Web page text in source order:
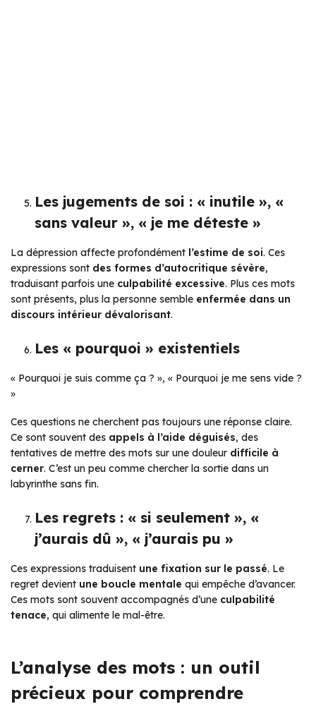
Les jugements de soi : « inutile », «
sans valeur », « je me déteste »
La dépression affecte profondément l’estime de soi. Ces
expressions sont des formes d’autocritique sévère,
traduisant parfois une culpabilité excessive. Plus ces mots
sont présents, plus la personne semble enfermée dans un
discours intérieur dévalorisant.
Les « pourquoi » existentiels
« Pourquoi je suis comme ça ? », « Pourquoi je me sens vide ?
»
Ces questions ne cherchent pas toujours une réponse claire.
Ce sont souvent des appels à l’aide déguisés, des
tentatives de mettre des mots sur une douleur difficile à
cerner. C’est un peu comme chercher la sortie dans un
labyrinthe sans fin.
Les regrets : « si seulement », «
j’aurais dû », « j’aurais pu »
Ces expressions traduisent une fixation sur le passé. Le
regret devient une boucle mentale qui empêche d’avancer.
Ces mots sont souvent accompagnés d’une culpabilité
tenace, qui alimente le mal-être.
L’analyse des mots : un outil
précieux pour comprendre